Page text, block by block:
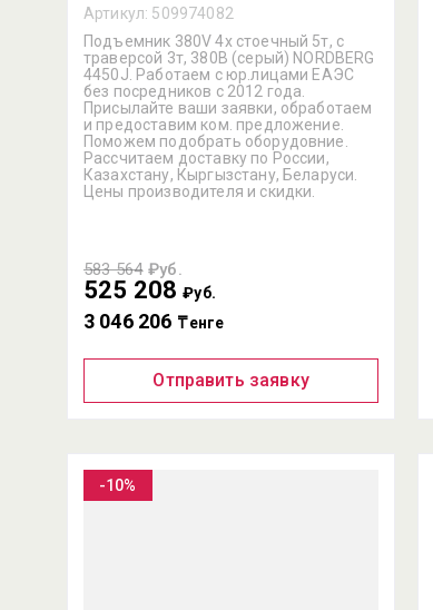
Артикул: 509974082
Подъемник 380V 4х стоечный 5т, c
траверсой 3т, 380В (серый) NORDBERG
4450J. Работаем с юр.лицами ЕАЭС
без посредников с 2012 года.
Присылайте ваши заявки, обработаем
и предоставим ком. предложение.
Поможем подобрать оборудовние.
Рассчитаем доставку по России,
Казахстану, Кыргызстану, Беларуси.
Цены производителя и скидки.
583 564 ₽уб.
525 208 ₽уб.
3 046 206 ₸енге
Отправить заявку
-10%